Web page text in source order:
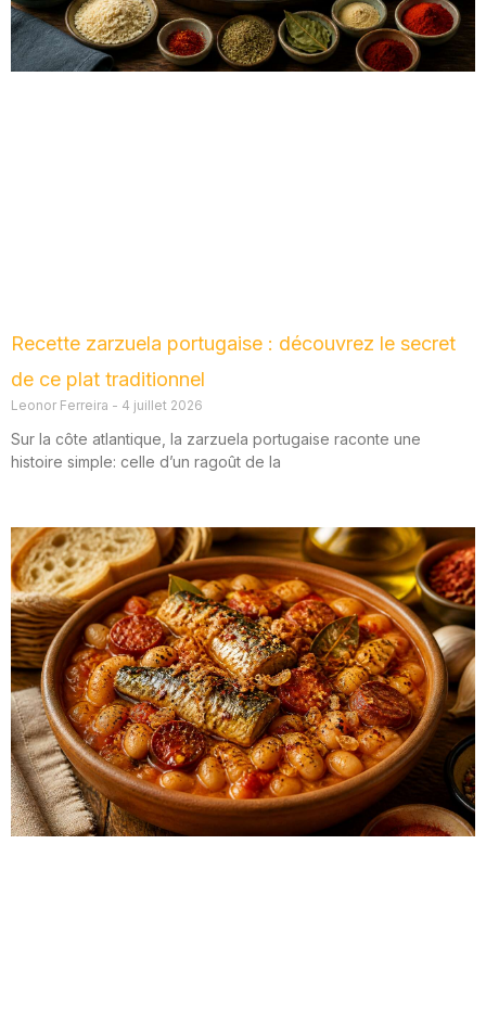
Recette zarzuela portugaise : découvrez le secret
de ce plat traditionnel
Leonor Ferreira 4 juillet 2026
Sur la côte atlantique, la zarzuela portugaise raconte une
histoire simple: celle d’un ragoût de la